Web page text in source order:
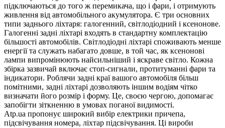
підключаються до того ж перемикача, що і фари, і отримують
живлення від автомобільного акумулятора. Є три основних
типи заднього ліхтаря: галогенний, світлодіодний і ксенонове.
Галогенні задні ліхтарі входять в стандартну комплектацію
більшості автомобілів. Світлодіодні ліхтарі споживають менше
енергії та служать набагато довше, в той час, як ксенонові
лампи випромінюють найсильніший і яскраве світло. Кожна
збірка зазвичай включає стоп-сигнали, протитуманні фари та
індикатори. Роблячи задні краї вашого автомобіля більш
помітними, задні ліхтарі дозволяють іншим водіям чітко
визначати його розмір і форму. Це, своєю чергою, допомагає
запобігти зіткненню в умовах поганої видимості.
Atp.ua пропонує широкий вибір електрики причепа,
підсвічування номера, ліхтар підсвічування. Ці вироби